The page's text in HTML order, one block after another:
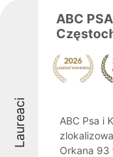
Laureaci
ABC
ABC Psa i
Orkana 93